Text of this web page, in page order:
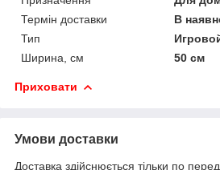
Термін доставки
В
Тип
Ширина, см
50 см
Приховати
Умови доставки
Доставка здійснюється тільки по